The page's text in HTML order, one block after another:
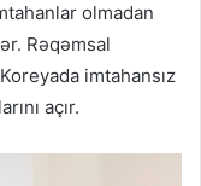
olmadan
Rəqəmsal
imtahansız
açır.